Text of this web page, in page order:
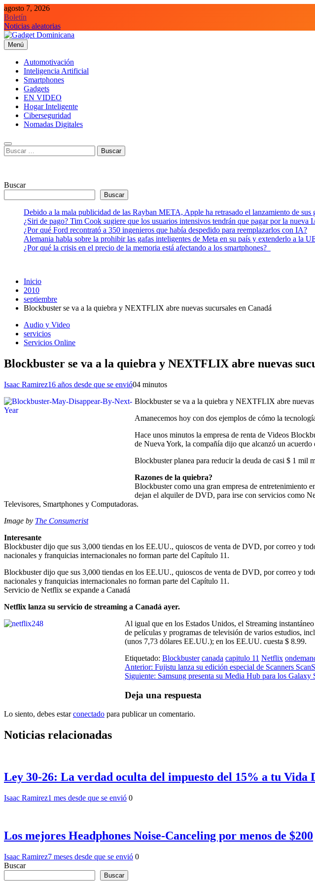
Saltar
al
contenido
agosto 7, 2026
Boletín
Noticias aleatorias
Gadget Dominicana
Gadgets, Autos y Tecnología de consumo
Menú
Automotivación
Inteligencia Artificial
Smartphones
Gadgets
EN VIDEO
Hogar Inteligente
Ciberseguridad
Nomadas Digitales
Buscar:
Buscar
Buscar
Debido a la mala publicidad de las Rayban META, Apple ha retrasado el lanzamiento de sus
¿Siri de pago? Tim Cook sugiere que los usuarios intensivos tendrán que pagar por la nueva
¿Por qué Ford recontrató a 350 ingenieros que había despedido para reemplazarlos con IA?
Alemania habla sobre la prohibir las gafas inteligentes de Meta en su país y extenderlo a la
¿Por qué la crisis en el precio de la memoria está afectando a los smartphones?
Inicio
2010
septiembre
Blockbuster se va a la quiebra y NEXTFLIX abre nuevas sucursales en Canadá
Audio y Video
servicios
Servicios Online
Blockbuster se va a la quiebra y NEXTFLIX abre nuevas
Isaac Ramirez16 años desde que se envió04 minutos
Blockbuster se va a la quiebra y NEXTFLIX abre nuevas
Amanecemos hoy con dos ejemplos de cómo la
Hace unos minutos la empresa de renta de Videos
de Nueva York, la compañía dijo que alcanzó un
Blockbuster planea para reducir la deuda de casi $ 1 mil
Razones de la quiebra?
Blockbuster como una gran empresa de entretenimiento
dejan el alquiler de DVD, para irse con servicios como
Televisores, Smartphones y Computadoras.
Image by The Consumerist
Interesante
Blockbuster dijo que sus 3,000 tiendas en los EE.UU., quioscos de venta de DVD, por correo y
nacionales y franquicias internacionales no forman parte del Capítulo 11.
Blockbuster dijo que sus 3,000 tiendas en los EE.UU., quioscos de venta de DVD, por correo y
nacionales y franquicias internacionales no forman parte del Capítulo 11.
Servicio de Netflix se expande a Canadá
Netflix lanza su servicio de streaming a Canadá ayer.
Al igual que en los Estados Unidos, el Streaming
de películas y programas de televisión de varios estudios,
(unos 7,73 dólares EE.UU.); en los EE.UU. cuesta $ 8.99.
Etiquetado: Blockbuster canada capitulo 11 Netflix
Anterior: Fujistu lanza su edición especial de Scanners
Siguiente: Samsung presenta su Media Hub para los Galaxy
Deja una respuesta
Lo siento, debes estarconectado para publicar un comentario.
Noticias relacionadas
Ley 30-26: La verdad oculta del impuesto del 15% a tu
Isaac Ramirez1 mes desde que se envió 0
Los mejores Headphones Noise‑Canceling por menos de $200
Isaac Ramirez7 meses desde que se envió 0
Buscar
Buscar